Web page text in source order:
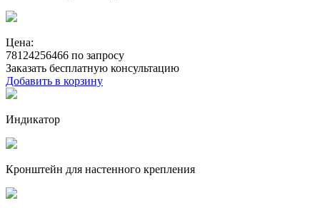
Цена:
78124256466 по запросу
Заказать бесплатную консультацию
Добавить в корзину
Индикатор
Кронштейн для настенного крепления